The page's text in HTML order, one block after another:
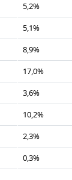
5,2%
5,1%
8,9%
17,0%
3,6%
10,2%
2,3%
0,3%